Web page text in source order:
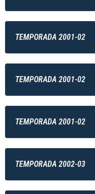
TEMPORADA 2001-02
TEMPORADA 2001-02
TEMPORADA 2001-02
TEMPORADA 2002-03